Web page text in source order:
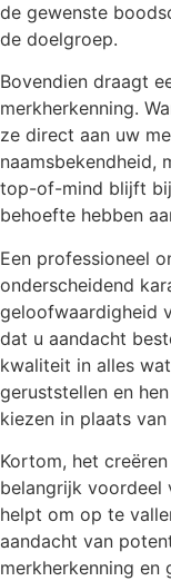
de gewenste
de doelgroep.
Bovendien draagt
merkherkenning.
ze direct aan uw
top-of-mind blijft
behoefte hebben
Een professioneel
onderscheidend
geloofwaardigheid
dat u aandacht
kwaliteit in alles
geruststellen en
kiezen in plaats
Kortom, het
belangrijk voordeel
helpt om op te
aandacht van
merkherkenning en